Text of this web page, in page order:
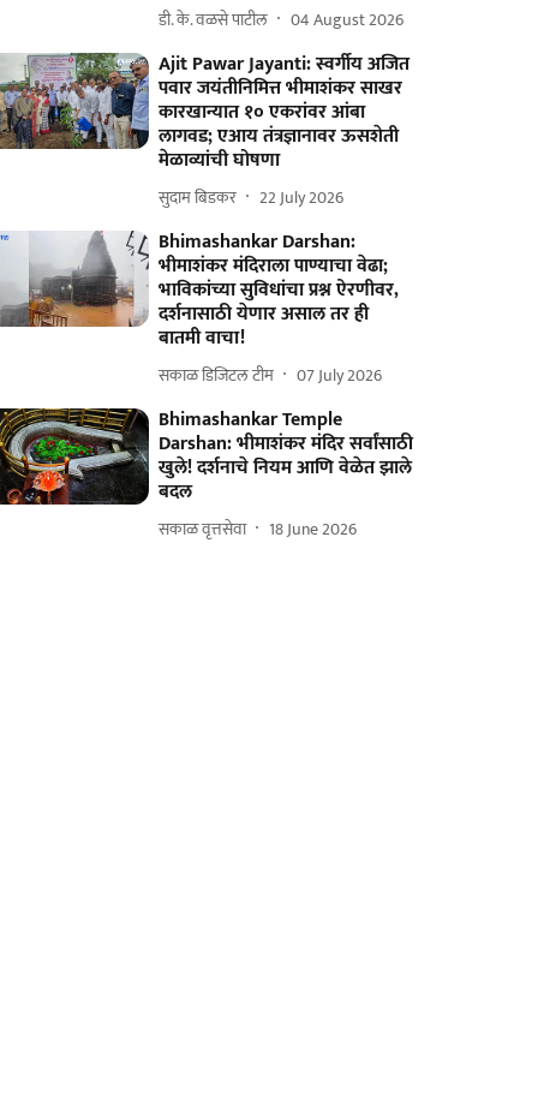
डी. के. वळसे पाटील 04 August 2026
Ajit Pawar Jayanti: स्वर्गीय अजित
पवार जयंतीनिमित्त भीमाशंकर साखर
कारखान्यात १० एकरांवर आंबा
लागवड; एआय तंत्रज्ञानावर ऊसशेती
मेळाव्यांची घोषणा
सुदाम बिडकर 22 July 2026
Bhimashankar Darshan:
भीमाशंकर मंदिराला पाण्याचा वेढा;
भाविकांच्या सुविधांचा प्रश्न ऐरणीवर,
दर्शनासाठी येणार असाल तर ही
बातमी वाचा!
सकाळ डिजिटल टीम 07 July 2026
Bhimashankar Temple
Darshan: भीमाशंकर मंदिर सर्वांसाठी
खुले! दर्शनाचे नियम आणि वेळेत झाले
बदल
सकाळ वृत्तसेवा 18 June 2026